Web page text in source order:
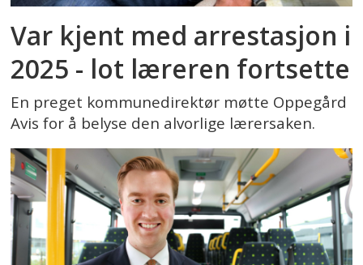
Var kjent med arrestasjon i
2025 - lot læreren fortsette
En preget kommunedirektør møtte Oppegård
Avis for å belyse den alvorlige lærersaken.